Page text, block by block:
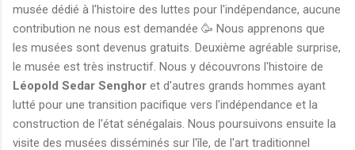
musée dédié à l'histoire des luttes pour l'indépendance, aucune
contribution ne nous est demandée 🥳 Nous apprenons que
les musées sont devenus gratuits. Deuxième agréable surprise,
le musée est très instructif. Nous y découvrons l'histoire de
Léopold Sedar Senghor et d'autres grands hommes ayant
lutté pour une transition pacifique vers l'indépendance et la
construction de l'état sénégalais. Nous poursuivons ensuite la
visite des musées disséminés sur l'île, de l'art traditionnel